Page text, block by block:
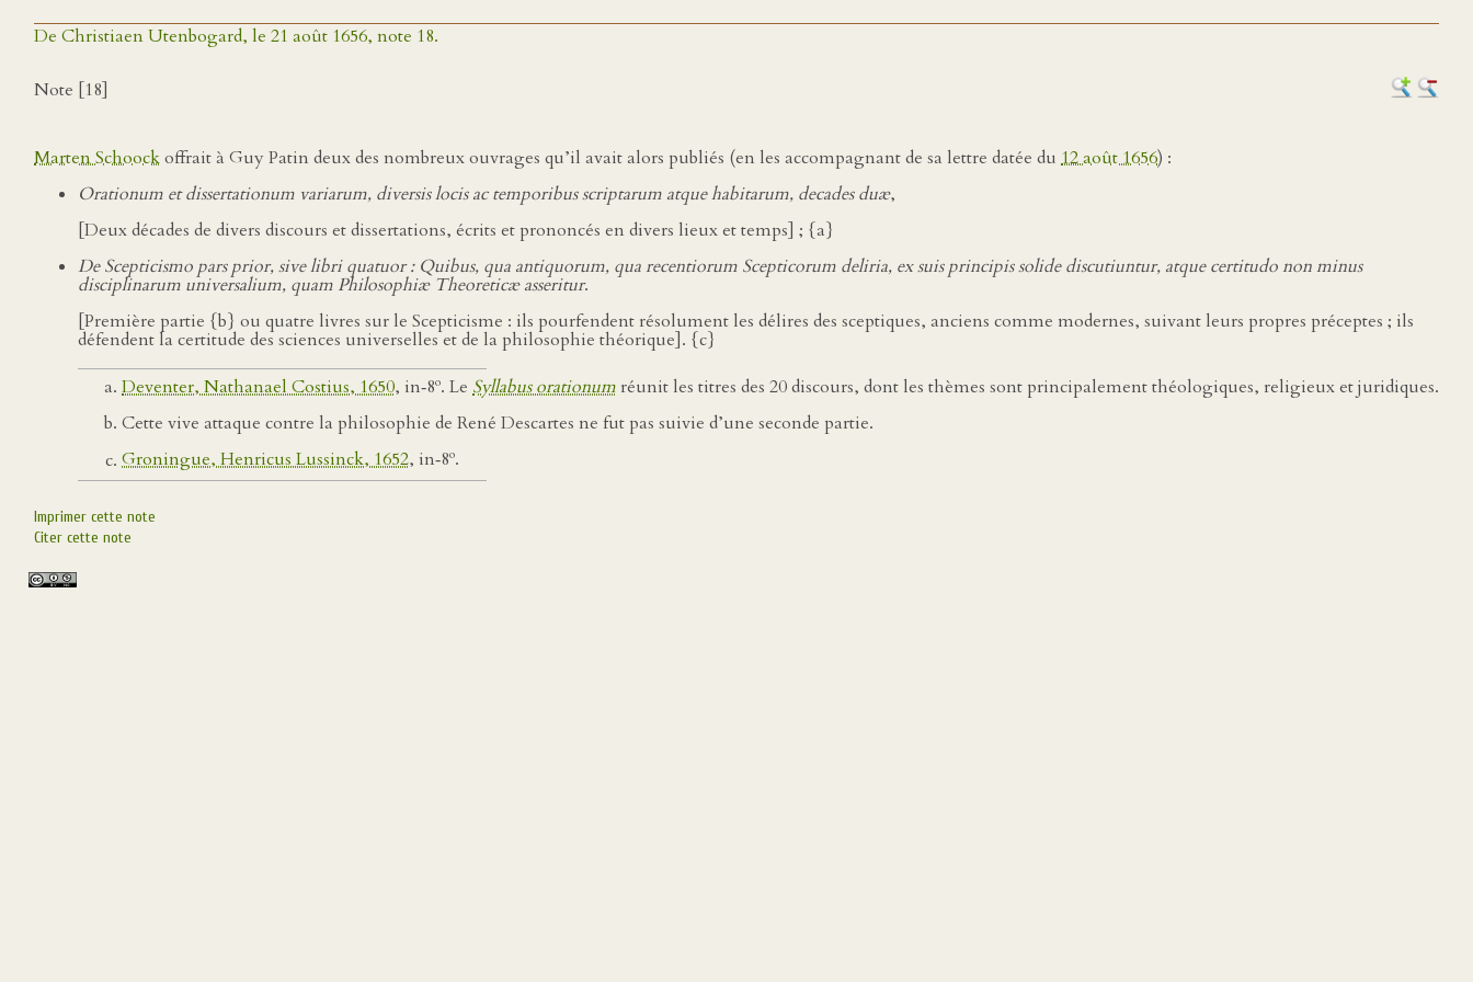
De Christiaen Utenbogard, le 21 août 1656, note 18.
Note [18]
Marten Schoockoffrait à Guy Patin deux des nombreux ouvrages qu’il avait alors publiés (en les accompagnant de sa lettre datée du 12 août 1656) :
Orationum et dissertationum variarum, diversis locis ac temporibus scriptarum atque habitarum, decades duæ,
[Deux décades de divers discours et dissertations, écrits et prononcés en divers lieux et temps] ; {a}
De Scepticismo pars prior, sive libri quatuor : Quibus, qua antiquorum, qua recentiorum Scepticorum deliria, ex suis principis solide discutiuntur, atque certitudo non minus
disciplinarum universalium, quam Philosophiæ Theoreticæ asseritur.
[Première partie {b} ou quatre livres sur le Scepticisme : ils pourfendent résolument les délires des sceptiques, anciens comme modernes, suivant leurs propres préceptes ; ils
défendent la certitude des sciences universelles et de la philosophie théorique]. {c}
Deventer, Nathanael Costius, 1650, in‑8o. Le Syllabus orationum réunit les titres des 20 discours, dont les thèmes sont principalement théologiques, religieux et juridiques.
Cette vive attaque contre la philosophie de René Descartes ne fut pas suivie d’une seconde partie.
Groningue, Henricus Lussinck, 1652, in‑8o.
Imprimer cette note
Citer cette note